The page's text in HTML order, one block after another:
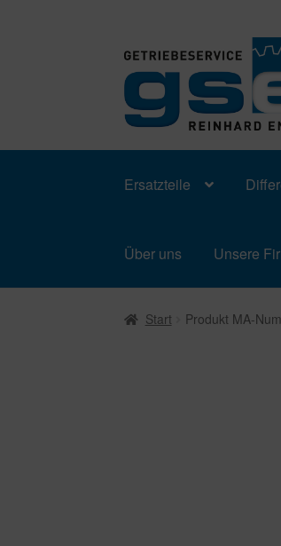
Zur
Navigation
springen
Zum
Inhalt
springen
Ersatzteile
Über uns Unsere
Start Produkt MA-